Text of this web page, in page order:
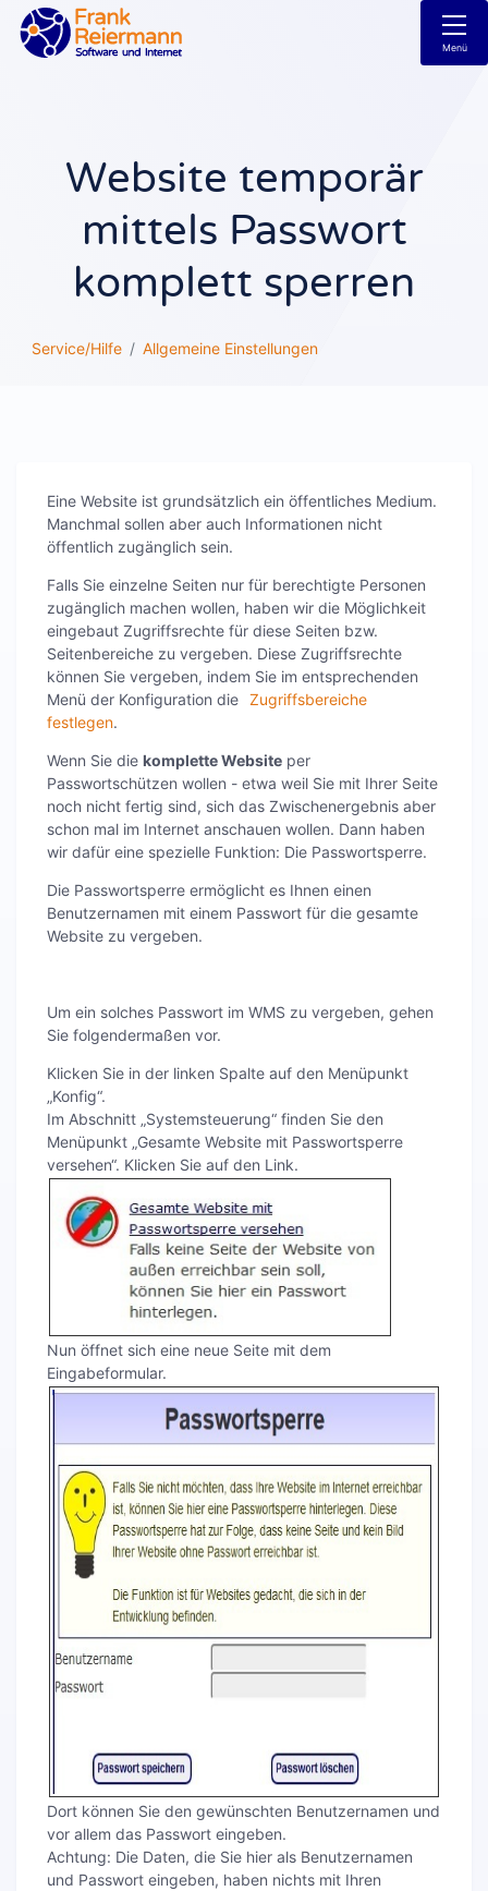
Menü
Website temporär
mittels Passwort
komplett sperren
Service/Hilfe Allgemeine Einstellungen
Eine Website ist grundsätzlich ein öffentliches Medium.
Manchmal sollen aber auch Informationen nicht
öffentlich zugänglich sein.
Falls Sie einzelne Seiten nur für berechtigte Personen
zugänglich machen wollen, haben wir die Möglichkeit
eingebaut Zugriffsrechte für diese Seiten bzw.
Seitenbereiche zu vergeben. Diese Zugriffsrechte
können Sie vergeben, indem Sie im entsprechenden
Menü der Konfiguration die Zugriffsbereiche
festlegen.
Wenn Sie die komplette Website per
Passwortschützen wollen - etwa weil Sie mit Ihrer Seite
noch nicht fertig sind, sich das Zwischenergebnis aber
schon mal im Internet anschauen wollen. Dann haben
wir dafür eine spezielle Funktion: Die Passwortsperre.
Die Passwortsperre ermöglicht es Ihnen einen
Benutzernamen mit einem Passwort für die gesamte
Website zu vergeben.
Um ein solches Passwort im WMS zu vergeben, gehen
Sie folgendermaßen vor.
Klicken Sie in der linken Spalte auf den Menüpunkt
„Konfig“.
Im Abschnitt „Systemsteuerung“ finden Sie den
Menüpunkt „Gesamte Website mit Passwortsperre
versehen“. Klicken Sie auf den Link.
Nun öffnet sich eine neue Seite mit dem
Eingabeformular.
Dort können Sie den gewünschten Benutzernamen und
vor allem das Passwort eingeben.
Achtung: Die Daten, die Sie hier als Benutzernamen
und Passwort eingeben, haben nichts mit Ihren